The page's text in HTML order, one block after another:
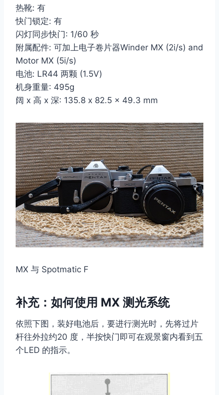
热靴: 有
快门锁定: 有
闪灯同步快门: 1/60 秒
附属配件: 可加上电子卷片器Winder MX (2i/s) and
Motor MX (5i/s)
电池: LR44 两颗 (1.5V)
机身重量: 495g
阔 x 高 x 深: 135.8 x 82.5 x 49.3 mm
MX 与 Spotmatic F
补充：如何使用 MX 测光系统
依照下图，装好电池后，要进行测光时，先将过片
杆往外拉约20 度，半按快门即可在观景窗内看到五
个LED 的指示。